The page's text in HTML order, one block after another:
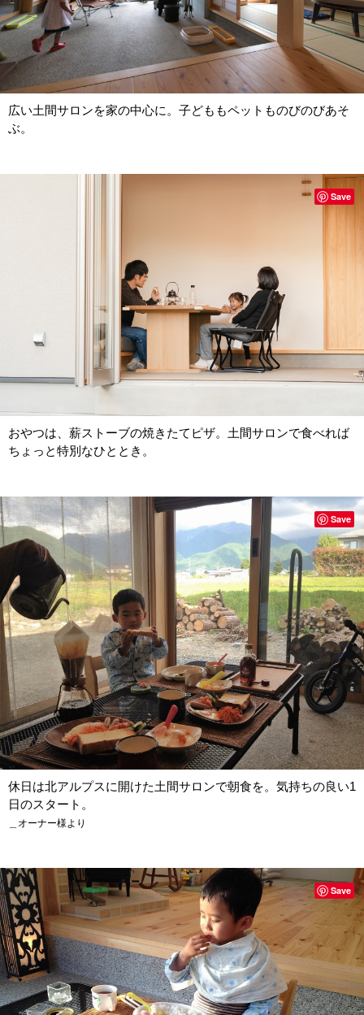
広い土間サロンを家の中心に。子どももペットものびのびあそ
ぶ。
おやつは、薪ストーブの焼きたてピザ。土間サロンで食べれば
ちょっと特別なひととき。
Save
休日は北アルプスに開けた土間サロンで朝食を。気持ちの良い1
日のスタート。
＿オーナー様より
Save
Save